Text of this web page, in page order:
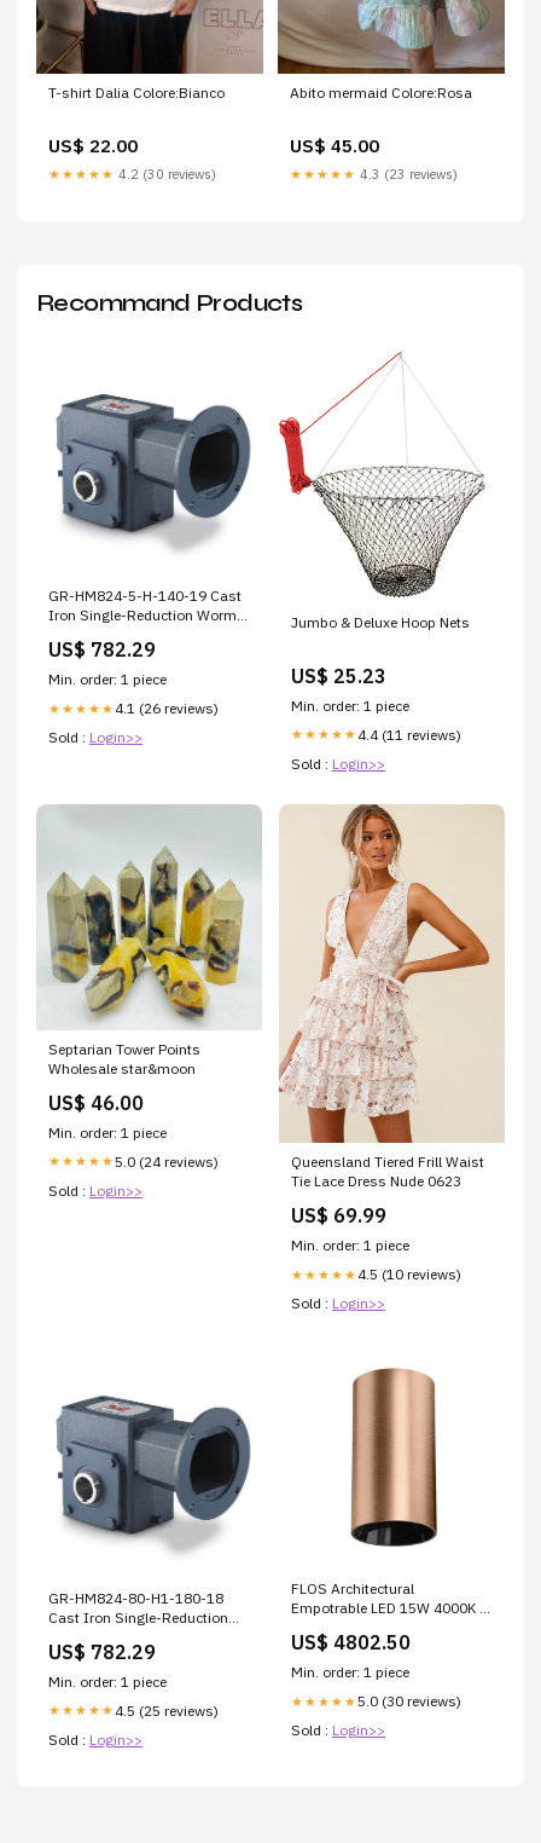
T-shirt Dalia Colore:Bianco
US$ 22.00
★★★★★ 4.2 (30 reviews)
Abito mermaid Colore:Rosa
US$ 45.00
★★★★★ 4.3 (23 reviews)
Recommand Products
GR-HM824-5-H-140-19 Cast
Iron Single-Reduction Worm
US$ 782.29
Min. order: 1 piece
★★★★★ 4.1 (26 reviews)
Sold : Login>>
Jumbo & Deluxe Hoop Nets
US$ 25.23
Min. order: 1 piece
★★★★★ 4.4 (11 reviews)
Sold : Login>>
Septarian Tower Points
Wholesale star&moon
US$ 46.00
Min. order: 1 piece
★★★★★5.0 (24 reviews)
Sold : Login>>
Queensland Tiered Frill Waist
Tie Lace Dress Nude 0623
US$ 69.99
Min. order: 1 piece
★★★★★ 4.5 (10 reviews)
Sold : Login>>
GR-HM824-80-H1-180-18
Cast Iron Single-Reduction
US$ 782.29
Min. order: 1 piece
★★★★★ 4.5 (25 reviews)
Sold : Login>>
FLOS Architectural
Empotrable LED 15W 4000K —
GAMBERJOHNSON
US$ 4802.50
Min. order: 1 piece
★★★★★5.0 (30 reviews)
Sold : Login>>